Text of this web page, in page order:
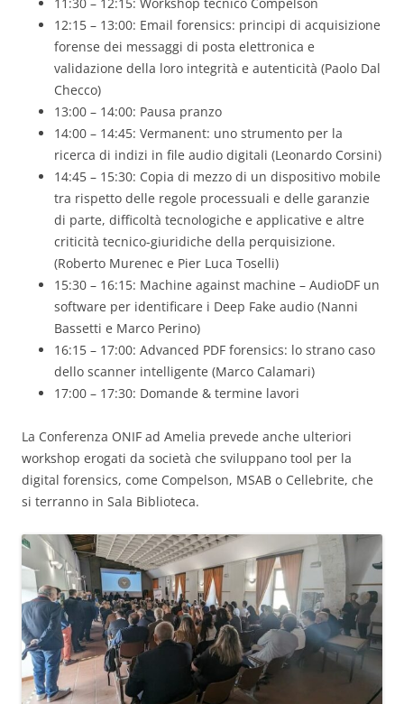
12:15 – 13:00: Email forensics: principi di acquisizione
forense dei messaggi di posta elettronica e
validazione della loro integrità e autenticità (Paolo Dal
Checco)
13:00 – 14:00: Pausa pranzo
14:00 – 14:45: Vermanent: uno strumento per la
ricerca di indizi in file audio digitali (Leonardo Corsini)
14:45 – 15:30: Copia di mezzo di un dispositivo mobile
tra rispetto delle regole processuali e delle garanzie
di parte, difficoltà tecnologiche e applicative e altre
criticità tecnico-giuridiche della perquisizione.
(Roberto Murenec e Pier Luca Toselli)
15:30 – 16:15: Machine against machine – AudioDF un
software per identificare i Deep Fake audio (Nanni
Bassetti e Marco Perino)
16:15 – 17:00: Advanced PDF forensics: lo strano caso
dello scanner intelligente (Marco Calamari)
17:00 – 17:30: Domande & termine lavori
La Conferenza ONIF ad Amelia prevede anche ulteriori
workshop erogati da società che sviluppano tool per la
digital forensics, come Compelson, MSAB o Cellebrite, che
si terranno in Sala Biblioteca.